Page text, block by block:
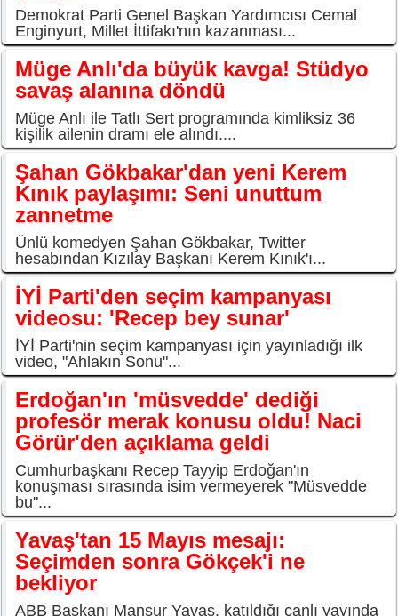
Demokrat Parti Genel Başkan Yardımcısı Cemal
Enginyurt, Millet İttifakı'nın kazanması...
Müge Anlı'da büyük kavga! Stüdyo
savaş alanına döndü
Müge Anlı ile Tatlı Sert programında kimliksiz 36
kişilik ailenin dramı ele alındı....
Şahan Gökbakar'dan yeni Kerem
Kınık paylaşımı: Seni unuttum
zannetme
Ünlü komedyen Şahan Gökbakar, Twitter
hesabından Kızılay Başkanı Kerem Kınık'ı...
İYİ Parti'den seçim kampanyası
videosu: 'Recep bey sunar'
İYİ Parti'nin seçim kampanyası için yayınladığı ilk
video, "Ahlakın Sonu"...
Erdoğan'ın 'müsvedde' dediği
profesör merak konusu oldu! Naci
Görür'den açıklama geldi
Cumhurbaşkanı Recep Tayyip Erdoğan'ın
konuşması sırasında isim vermeyerek "Müsvedde
bu"...
Yavaş'tan 15 Mayıs mesajı:
Seçimden sonra Gökçek'i ne
bekliyor
ABB Başkanı Mansur Yavaş, katıldığı canlı yayında